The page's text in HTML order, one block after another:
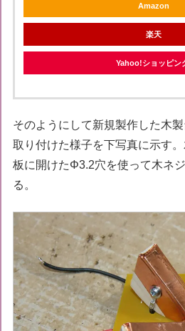
Amazon
楽天
Yahoo!ショッピン
そのようにして新規製作した木
取り付けた様子を下写真に示す
板に開けたΦ3.2穴を使って木ネ
る。